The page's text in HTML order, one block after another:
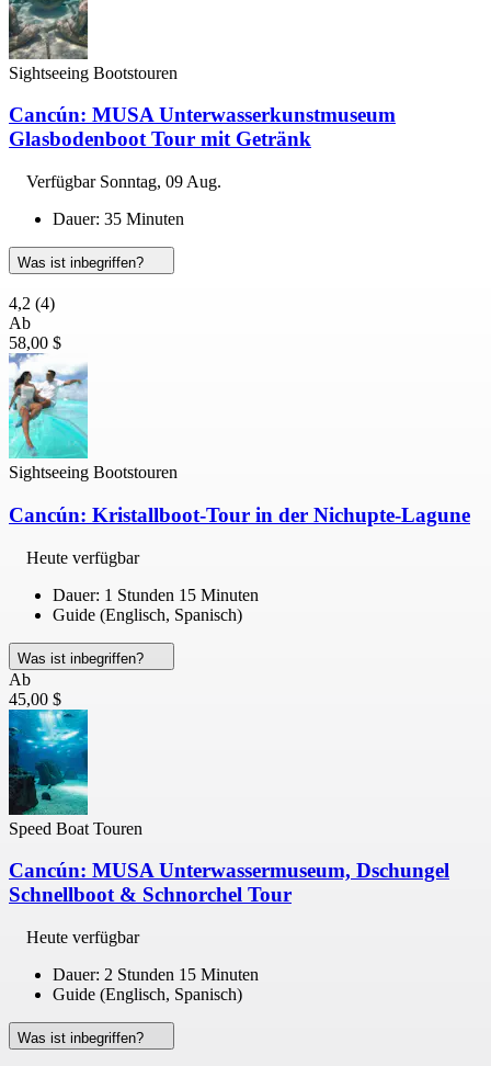
Sightseeing Bootstouren
Cancún: MUSA Unterwasserkunstmuseum
Glasbodenboot Tour mit Getränk
Verfügbar Sonntag, 09 Aug.
Dauer: 35 Minuten
Was ist inbegriffen?
4,2 (4)
Ab
58,00 $
Sightseeing Bootstouren
Cancún: Kristallboot-Tour in der Nichupte-Lagune
Heute verfügbar
Dauer: 1 Stunden 15 Minuten
Guide (Englisch, Spanisch)
Was ist inbegriffen?
Ab
45,00 $
Speed Boat Touren
Cancún: MUSA Unterwassermuseum, Dschungel
Schnellboot & Schnorchel Tour
Heute verfügbar
Dauer: 2 Stunden 15 Minuten
Guide (Englisch, Spanisch)
Was ist inbegriffen?